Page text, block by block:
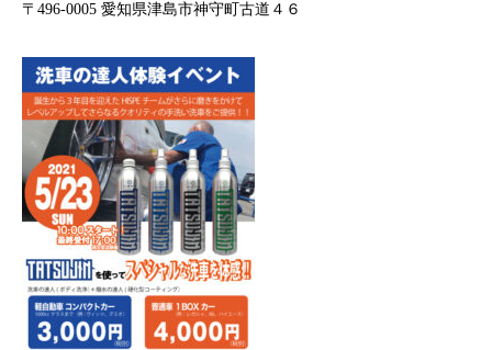
〒496-0005 愛知県津島市神守町古道４６